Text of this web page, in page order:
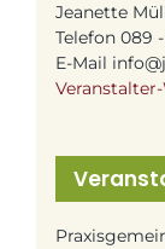
Jeanette
Telefon 089 -
E-Mail